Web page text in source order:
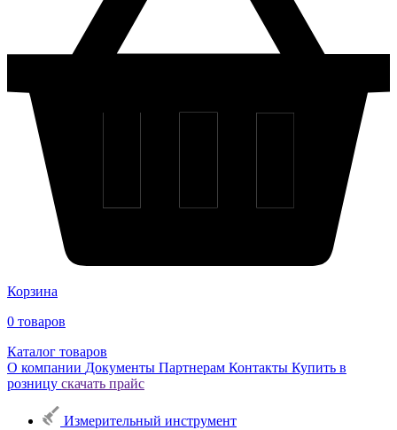
Корзина
0 товаров
Каталог товаров
О компании Документы Партнерам Контакты Купить в
розницу скачать прайс
Измерительный инструмент